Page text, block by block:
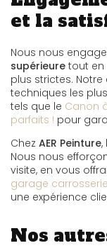
et la
Nous nous
supérieure tout en
plus strictes.
techniques les
tels que le Canon
parfaits ! pour
Chez AER Peinture,
Nous nous
visite, en vous
garage
une expérience
Nos